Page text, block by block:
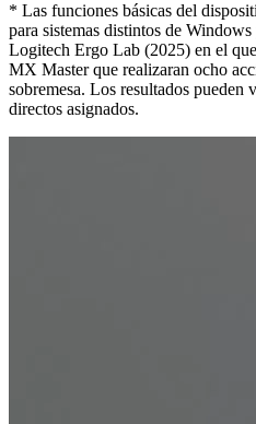
* Las funciones básicas del
para sistemas distintos de
Logitech Ergo Lab (2025) en el
MX Master que realizaran ocho
sobremesa. Los resultados pueden
directos asignados.